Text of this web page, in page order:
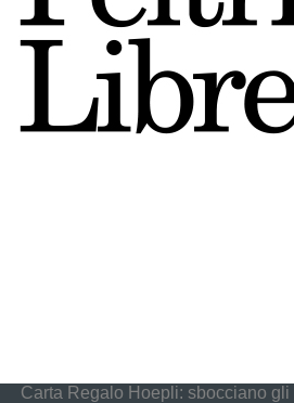
Carta Regalo Hoepli: sbocciano gli